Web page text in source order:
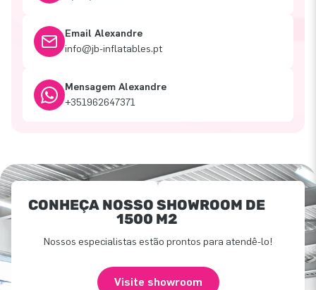
Email Alexandre
info@jb-inflatables.pt
Mensagem Alexandre
+351962647371
CONHEÇA NOSSO SHOWROOM DE
1500 M2
Nossos especialistas estão prontos para atendê-lo!
Visite showroom